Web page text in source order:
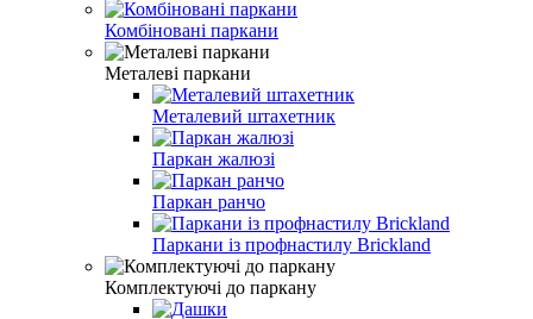
Комбіновані паркани
Металеві паркани
Металевий штахетник
Паркан жалюзі
Паркан ранчо
Паркани із профнастилу Brickland
Комплектуючі до паркану